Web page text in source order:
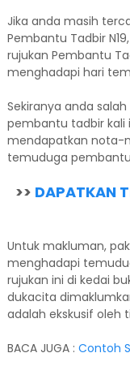
Jika anda masih
Pembantu Tadbir
rujukan Pembantu
menghadapi hari
Sekiranya anda
pembantu tadbir kali
mendapatkan nota-
temuduga
>> DAPATKAN
Untuk makluman,
menghadapi
rujukan ini di kedai
dukacita
adalah ekskusif oleh
BACA JUGA : Contoh